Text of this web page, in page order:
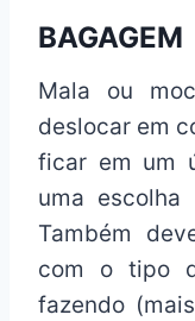
BAGAGEM
Mala ou
deslocar em
ficar em um
uma
Também
com o tipo
fazendo